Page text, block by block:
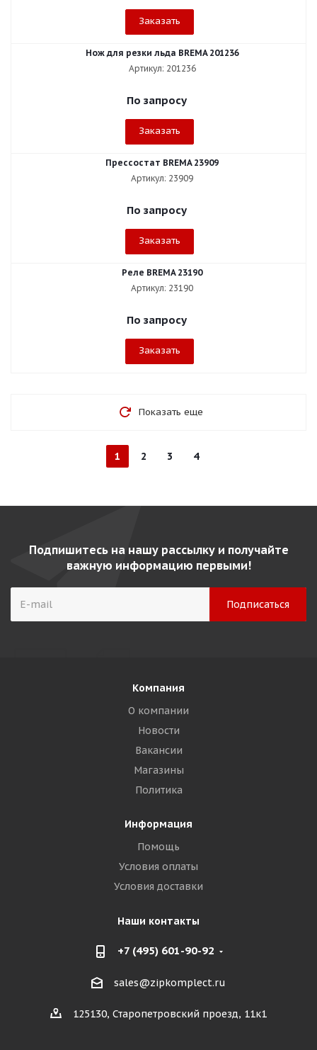
Заказать
Нож для резки льда BREMA 201236
Артикул: 201236
По запросу
Заказать
Прессостат BREMA 23909
Артикул: 23909
По запросу
Заказать
Реле BREMA 23190
Артикул: 23190
По запросу
Заказать
Показать еще
1 2 3 4
Подпишитесь на нашу рассылку и получайте
важную информацию первыми!
Компания
О компании
Новости
Вакансии
Магазины
Политика
Информация
Помощь
Условия оплаты
Условия доставки
Наши контакты
+7 (495) 601-90-92
sales@zipkomplect.ru
125130, Старопетровский проезд, 11к1